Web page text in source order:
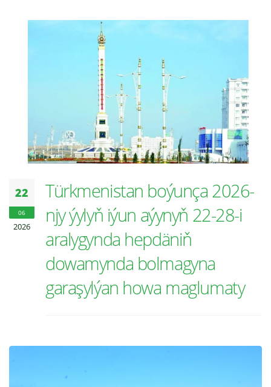
22
06
2026
Türkmenistan boýunça 2026-
njy ýylyň iýun aýynyň 22-28-i
aralygynda hepdäniň
dowamynda bolmagyna
garaşylýan howa maglumaty